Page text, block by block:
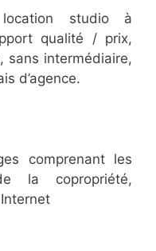
studio à
qualité / prix,
sans intermédiaire,
d’agence.
comprenant les
la copropriété,